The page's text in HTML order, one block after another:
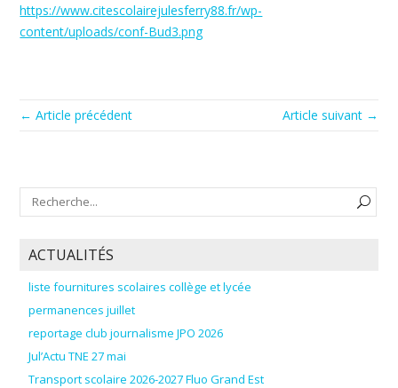
https://www.citescolairejulesferry88.fr/wp-
content/uploads/conf-Bud3.png
← Article précédent Article suivant →
ACTUALITÉS
liste fournitures scolaires collège et lycée
permanences juillet
reportage club journalisme JPO 2026
Jul’Actu TNE 27 mai
Transport scolaire 2026-2027 Fluo Grand Est